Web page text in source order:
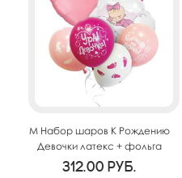
M Набор шаров К Рождению
Девочки латекс + фольга
312.00 руб.